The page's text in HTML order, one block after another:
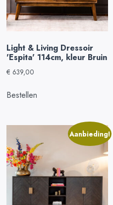
Light & Living Dressoir
'Espita' 114cm, kleur Bruin
€ 639,00
Bestellen
Aanbieding!